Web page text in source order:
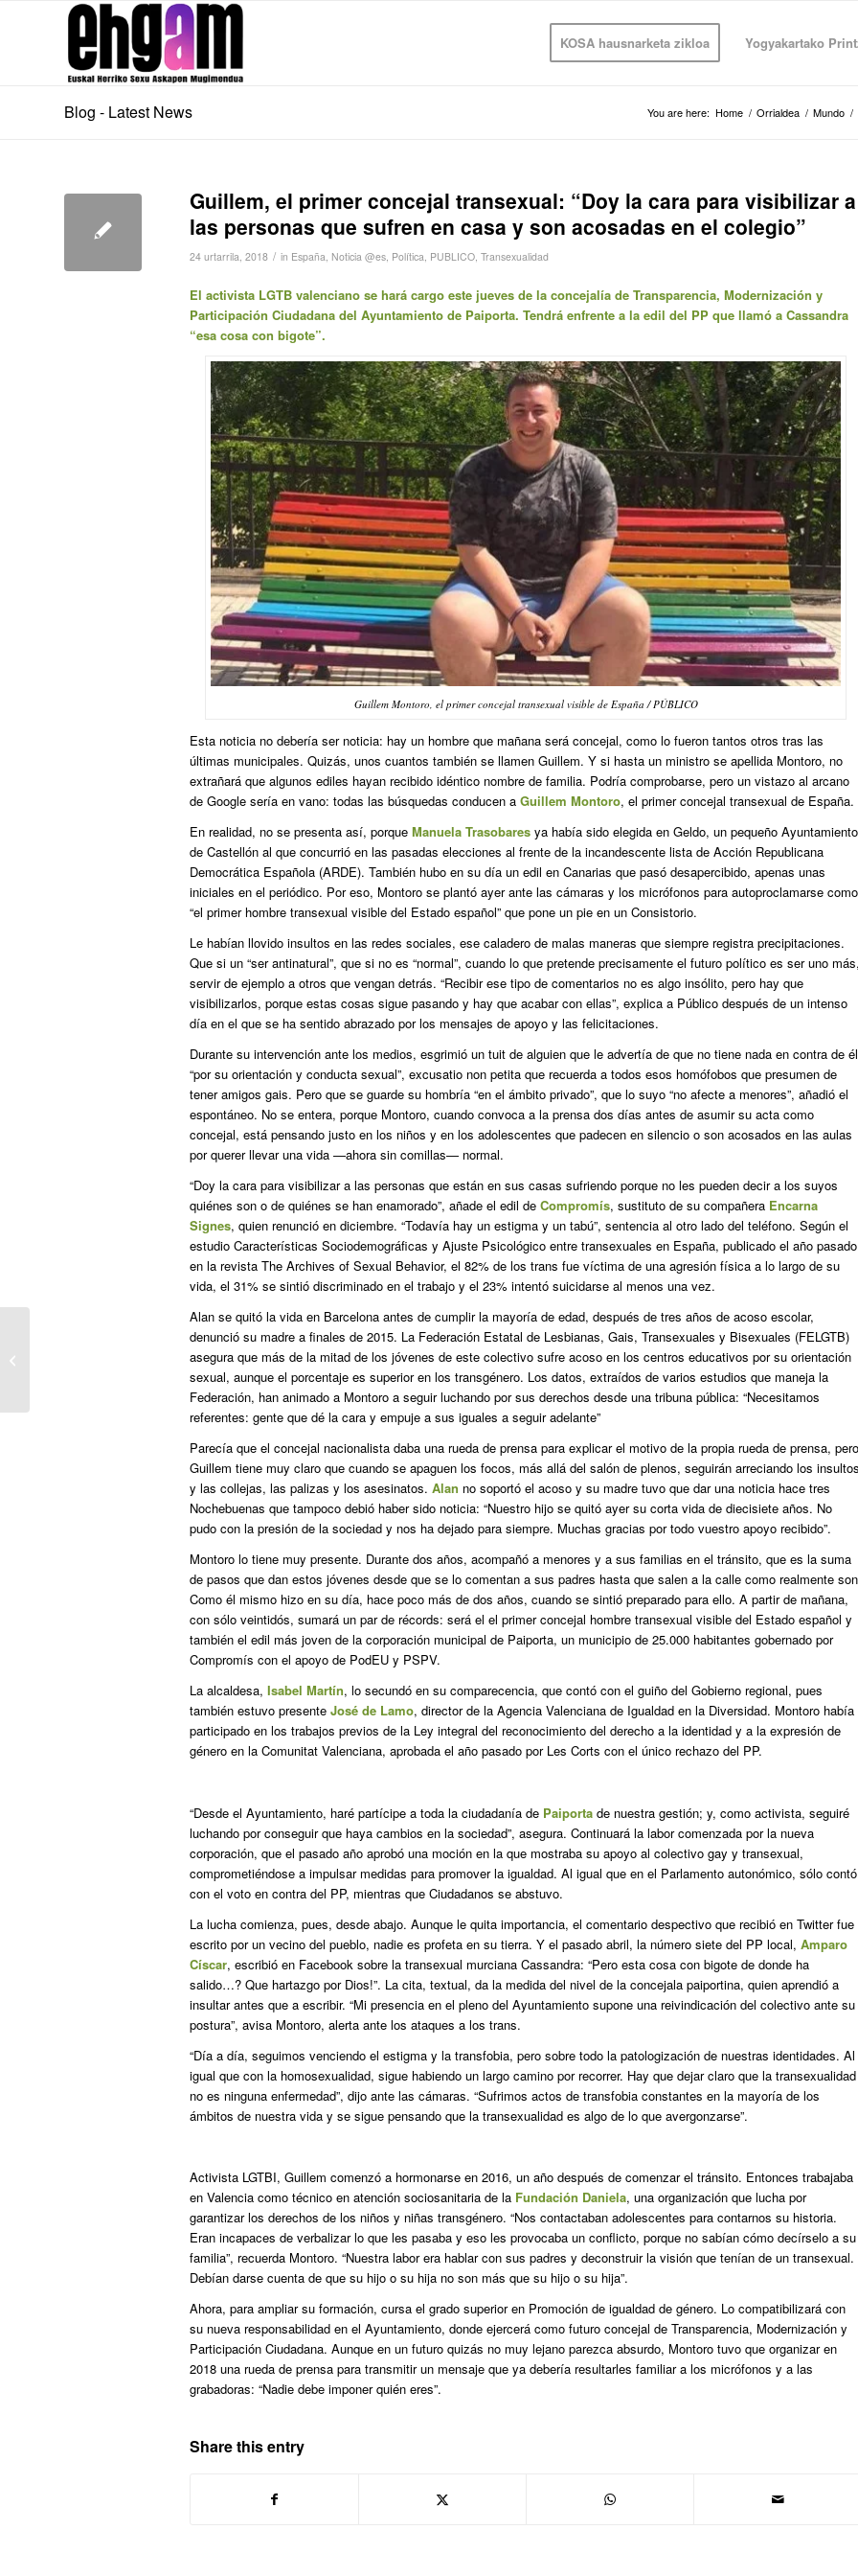
KOSA hausnarketa zikloa Yogyakartako
Blog - Latest News You are here: Home / Orrialdea / Mundo /
Guillem, el primer concejal transexual: “Doy la cara para visibilizar a
las personas que sufren en casa y son acosadas en el colegio”
24 urtarrila, 2018 / in España, Noticia @es, Política, PUBLICO, Transexualidad
El activista LGTB valenciano se hará cargo este jueves de la concejalía de Transparencia, Modernización y
Participación Ciudadana del Ayuntamiento de Paiporta. Tendrá enfrente a la edil del PP que llamó a Cassandra
“esa cosa con bigote”.
Guillem Montoro, el primer concejal transexual visible de España / PÚBLICO
Esta noticia no debería ser noticia: hay un hombre que mañana será concejal, como lo fueron tantos otros tras las
últimas municipales. Quizás, unos cuantos también se llamen Guillem. Y si hasta un ministro se apellida Montoro, no
extrañará que algunos ediles hayan recibido idéntico nombre de familia. Podría comprobarse, pero un vistazo al arcano
de Google sería en vano: todas las búsquedas conducen a Guillem Montoro, el primer concejal transexual de España.
En realidad, no se presenta así, porque Manuela Trasobares ya había sido elegida en Geldo, un pequeño Ayuntamiento
de Castellón al que concurrió en las pasadas elecciones al frente de la incandescente lista de Acción Republicana
Democrática Española (ARDE). También hubo en su día un edil en Canarias que pasó desapercibido, apenas unas
iniciales en el periódico. Por eso, Montoro se plantó ayer ante las cámaras y los micrófonos para autoproclamarse como
“el primer hombre transexual visible del Estado español” que pone un pie en un Consistorio.
Le habían llovido insultos en las redes sociales, ese caladero de malas maneras que siempre registra precipitaciones.
Que si un “ser antinatural”, que si no es “normal”, cuando lo que pretende precisamente el futuro político es ser uno más,
servir de ejemplo a otros que vengan detrás. “Recibir ese tipo de comentarios no es algo insólito, pero hay que
visibilizarlos, porque estas cosas sigue pasando y hay que acabar con ellas”, explica a Público después de un intenso
día en el que se ha sentido abrazado por los mensajes de apoyo y las felicitaciones.
Durante su intervención ante los medios, esgrimió un tuit de alguien que le advertía de que no tiene nada en contra de él
“por su orientación y conducta sexual”, excusatio non petita que recuerda a todos esos homófobos que presumen de
tener amigos gais. Pero que se guarde su hombría “en el ámbito privado”, que lo suyo “no afecte a menores”, añadió el
espontáneo. No se entera, porque Montoro, cuando convoca a la prensa dos días antes de asumir su acta como
concejal, está pensando justo en los niños y en los adolescentes que padecen en silencio o son acosados en las aulas
por querer llevar una vida —ahora sin comillas— normal.
“Doy la cara para visibilizar a las personas que están en sus casas sufriendo porque no les pueden decir a los suyos
quiénes son o de quiénes se han enamorado”, añade el edil de Compromís, sustituto de su compañera Encarna
Signes, quien renunció en diciembre. “Todavía hay un estigma y un tabú”, sentencia al otro lado del teléfono. Según el
estudio Características Sociodemográficas y Ajuste Psicológico entre transexuales en España, publicado el año pasado
en la revista The Archives of Sexual Behavior, el 82% de los trans fue víctima de una agresión física a lo largo de su
vida, el 31% se sintió discriminado en el trabajo y el 23% intentó suicidarse al menos una vez.
Alan se quitó la vida en Barcelona antes de cumplir la mayoría de edad, después de tres años de acoso escolar,
denunció su madre a finales de 2015. La Federación Estatal de Lesbianas, Gais, Transexuales y Bisexuales (FELGTB)
asegura que más de la mitad de los jóvenes de este colectivo sufre acoso en los centros educativos por su orientación
sexual, aunque el porcentaje es superior en los transgénero. Los datos, extraídos de varios estudios que maneja la
Federación, han animado a Montoro a seguir luchando por sus derechos desde una tribuna pública: “Necesitamos
referentes: gente que dé la cara y empuje a sus iguales a seguir adelante”
Parecía que el concejal nacionalista daba una rueda de prensa para explicar el motivo de la propia rueda de prensa, pero
Guillem tiene muy claro que cuando se apaguen los focos, más allá del salón de plenos, seguirán arreciando los insultos
y las collejas, las palizas y los asesinatos. Alan no soportó el acoso y su madre tuvo que dar una noticia hace tres
Nochebuenas que tampoco debió haber sido noticia: “Nuestro hijo se quitó ayer su corta vida de diecisiete años. No
pudo con la presión de la sociedad y nos ha dejado para siempre. Muchas gracias por todo vuestro apoyo recibido”.
Montoro lo tiene muy presente. Durante dos años, acompañó a menores y a sus familias en el tránsito, que es la suma
de pasos que dan estos jóvenes desde que se lo comentan a sus padres hasta que salen a la calle como realmente
Como él mismo hizo en su día, hace poco más de dos años, cuando se sintió preparado para ello. A partir de mañana,
con sólo veintidós, sumará un par de récords: será el el primer concejal hombre transexual visible del Estado español y
también el edil más joven de la corporación municipal de Paiporta, un municipio de 25.000 habitantes gobernado por
Compromís con el apoyo de PodEU y PSPV.
La alcaldesa, Isabel Martín, lo secundó en su comparecencia, que contó con el guiño del Gobierno regional, pues
también estuvo presente José de Lamo, director de la Agencia Valenciana de Igualdad en la Diversidad. Montoro había
participado en los trabajos previos de la Ley integral del reconocimiento del derecho a la identidad y a la expresión de
género en la Comunitat Valenciana, aprobada el año pasado por Les Corts con el único rechazo del PP.
“Desde el Ayuntamiento, haré partícipe a toda la ciudadanía de Paiporta de nuestra gestión; y, como activista, seguiré
luchando por conseguir que haya cambios en la sociedad”, asegura. Continuará la labor comenzada por la nueva
corporación, que el pasado año aprobó una moción en la que mostraba su apoyo al colectivo gay y transexual,
comprometiéndose a impulsar medidas para promover la igualdad. Al igual que en el Parlamento autonómico, sólo contó
con el voto en contra del PP, mientras que Ciudadanos se abstuvo.
La lucha comienza, pues, desde abajo. Aunque le quita importancia, el comentario despectivo que recibió en Twitter fue
escrito por un vecino del pueblo, nadie es profeta en su tierra. Y el pasado abril, la número siete del PP local, Amparo
Císcar, escribió en Facebook sobre la transexual murciana Cassandra: “Pero esta cosa con bigote de donde ha
salido…? Que hartazgo por Dios!”. La cita, textual, da la medida del nivel de la concejala paiportina, quien aprendió a
insultar antes que a escribir. “Mi presencia en el pleno del Ayuntamiento supone una reivindicación del colectivo ante su
postura”, avisa Montoro, alerta ante los ataques a los trans.
“Día a día, seguimos venciendo el estigma y la transfobia, pero sobre todo la patologización de nuestras identidades. Al
igual que con la homosexualidad, sigue habiendo un largo camino por recorrer. Hay que dejar claro que la transexualidad
no es ninguna enfermedad”, dijo ante las cámaras. “Sufrimos actos de transfobia constantes en la mayoría de los
ámbitos de nuestra vida y se sigue pensando que la transexualidad es algo de lo que avergonzarse”.
Activista LGTBI, Guillem comenzó a hormonarse en 2016, un año después de comenzar el tránsito. Entonces trabajaba
en Valencia como técnico en atención sociosanitaria de la Fundación Daniela, una organización que lucha por
garantizar los derechos de los niños y niñas transgénero. “Nos contactaban adolescentes para contarnos su historia.
Eran incapaces de verbalizar lo que les pasaba y eso les provocaba un conflicto, porque no sabían cómo decírselo a su
familia”, recuerda Montoro. “Nuestra labor era hablar con sus padres y deconstruir la visión que tenían de un transexual.
Debían darse cuenta de que su hijo o su hija no son más que su hijo o su hija”.
Ahora, para ampliar su formación, cursa el grado superior en Promoción de igualdad de género. Lo compatibilizará con
su nueva responsabilidad en el Ayuntamiento, donde ejercerá como futuro concejal de Transparencia, Modernización y
Participación Ciudadana. Aunque en un futuro quizás no muy lejano parezca absurdo, Montoro tuvo que organizar en
2018 una rueda de prensa para transmitir un mensaje que ya debería resultarles familiar a los micrófonos y a las
grabadoras: “Nadie debe imponer quién eres”.
Share this entry
ENTREVISTA A JAUME ASENS “El
franquismo cometió un crimen de